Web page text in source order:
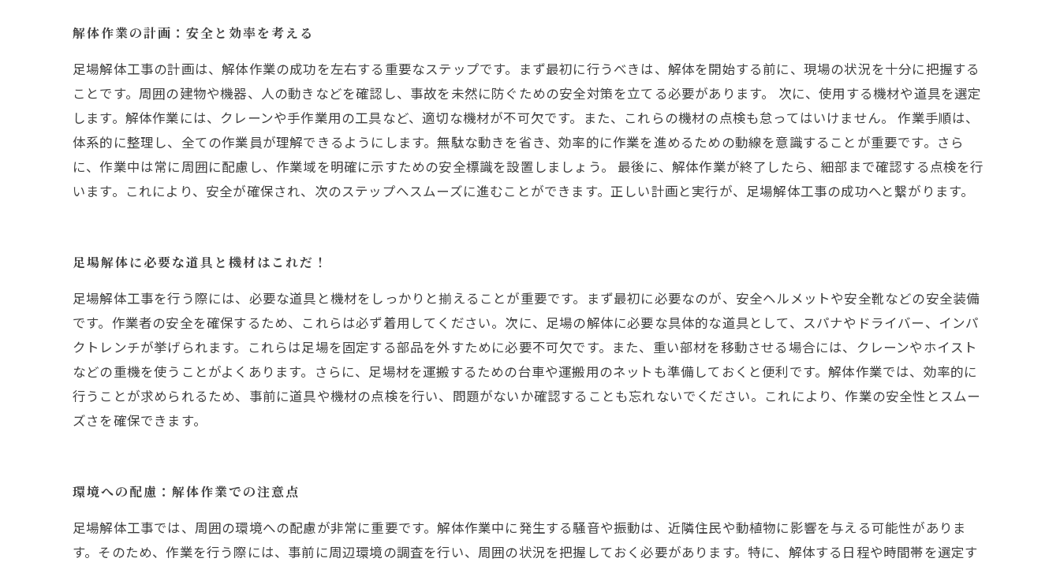
解体作業の計画：安全と効率を考える
足場解体工事の計画は、解体作業の成功を左右する重要なステップです。まず最初に行うべきは、解体を開始する前に、現場の状況を十分に把握する
ことです。周囲の建物や機器、人の動きなどを確認し、事故を未然に防ぐための安全対策を立てる必要があります。 次に、使用する機材や道具を選定
します。解体作業には、クレーンや手作業用の工具など、適切な機材が不可欠です。また、これらの機材の点検も怠ってはいけません。 作業手順は、
体系的に整理し、全ての作業員が理解できるようにします。無駄な動きを省き、効率的に作業を進めるための動線を意識することが重要です。さら
に、作業中は常に周囲に配慮し、作業域を明確に示すための安全標識を設置しましょう。 最後に、解体作業が終了したら、細部まで確認する点検を行
います。これにより、安全が確保され、次のステップへスムーズに進むことができます。正しい計画と実行が、足場解体工事の成功へと繋がります。
足場解体に必要な道具と機材はこれだ！
足場解体工事を行う際には、必要な道具と機材をしっかりと揃えることが重要です。まず最初に必要なのが、安全ヘルメットや安全靴などの安全装備
です。作業者の安全を確保するため、これらは必ず着用してください。次に、足場の解体に必要な具体的な道具として、スパナやドライバー、インパ
クトレンチが挙げられます。これらは足場を固定する部品を外すために必要不可欠です。また、重い部材を移動させる場合には、クレーンやホイスト
などの重機を使うことがよくあります。さらに、足場材を運搬するための台車や運搬用のネットも準備しておくと便利です。解体作業では、効率的に
行うことが求められるため、事前に道具や機材の点検を行い、問題がないか確認することも忘れないでください。これにより、作業の安全性とスムー
ズさを確保できます。
環境への配慮：解体作業での注意点
足場解体工事では、周囲の環境への配慮が非常に重要です。解体作業中に発生する騒音や振動は、近隣住民や動植物に影響を与える可能性がありま
す。そのため、作業を行う際には、事前に周辺環境の調査を行い、周囲の状況を把握しておく必要があります。特に、解体する日程や時間帯を選定す